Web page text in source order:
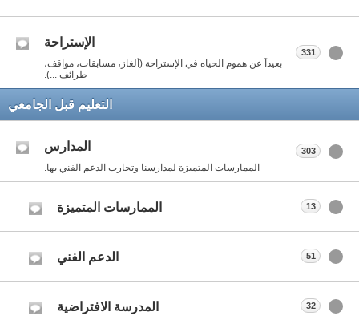
الإستراحة
بعيداً عن هموم الحياه في الإستراحة (ألغاز، مسابقات، مواقف،
طرائف ...).
331
التعليم قبل الجامعي
المدارس
الممارسات المتميزة لمدارسنا وتجارب الدعم الفني بها.
303
الممارسات المتميزة 13
الدعم الفني 51
المدرسة الافتراضية 32